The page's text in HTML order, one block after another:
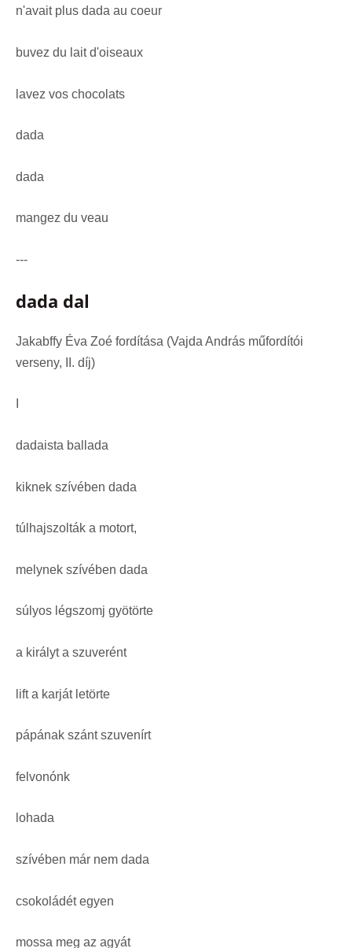
n'avait plus dada au coeur
buvez du lait d'oiseaux
lavez vos chocolats
dada
dada
mangez du veau
---
dada dal
Jakabffy Éva Zoé fordítása (Vajda András műfordítói
verseny, II. díj)
dadaista ballada
kiknek szívében dada
túlhajszolták a motort,
melynek szívében dada
súlyos légszomj gyötörte
a királyt a szuverént
lift a karját letörte
pápának szánt szuvenírt
felvonónk
lohada
szívében már nem dada
csokoládét egyen
mossa meg az agyát